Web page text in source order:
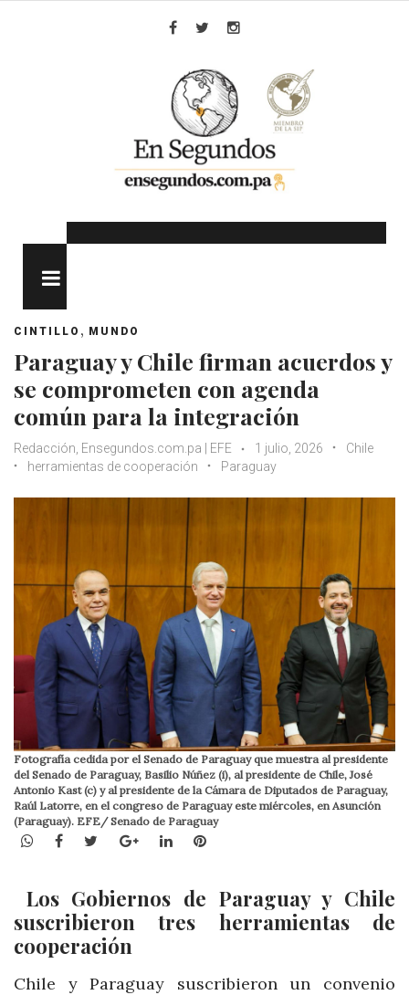
CINTILLO , MUNDO
Paraguay y Chile firman acuerdos y
se comprometen con agenda
común para la integración
Redacción, Ensegundos.com.pa | EFE 1 julio, 2026
Chile
herramientas de cooperación
Paraguay
Fotografía cedida por el Senado de Paraguay que muestra al presidente
del Senado de Paraguay, Basilio Núñez (i), al presidente de Chile, José
Antonio Kast (c) y al presidente de la Cámara de Diputados de Paraguay,
Raúl Latorre, en el congreso de Paraguay este miércoles, en Asunción
(Paraguay). EFE/ Senado de Paraguay
WhatsApp
Facebook
TwitterGoogle+LinkedInPinterest
Los Gobiernos de Paraguay y Chile
suscribieron tres herramientas de
cooperación
Chile y Paraguay suscribieron un convenio